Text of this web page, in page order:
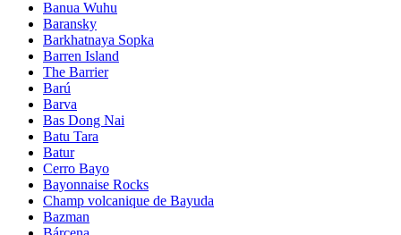
Banua Wuhu
Baransky
Barkhatnaya Sopka
Barren Island
The Barrier
Barú
Barva
Bas Dong Nai
Batu Tara
Batur
Cerro Bayo
Bayonnaise Rocks
Champ volcanique de Bayuda
Bazman